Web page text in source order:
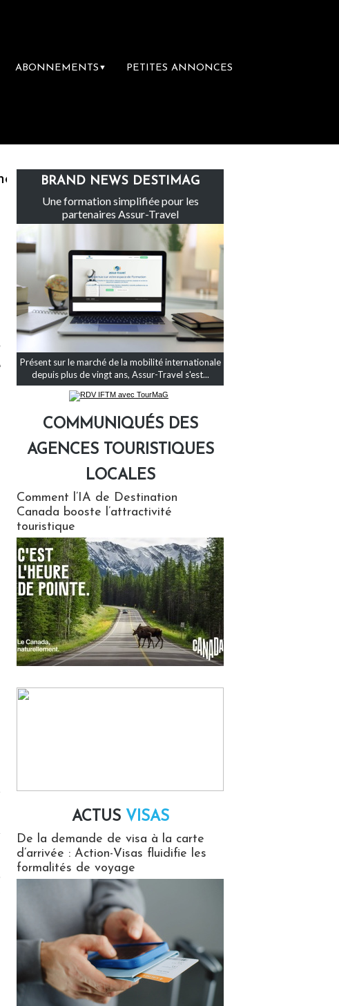
ABONNEMENTS ▼ PETITES ANNONCES
Tour L’accès aux vacances : un droit
BRAND NEWS DESTIMAG
Une formation simplifiée pour les
partenaires Assur-Travel
Présent sur le marché de la mobilité internationale
depuis plus de vingt ans, Assur-Travel s'est...
COMMUNIQUÉS DES
AGENCES TOURISTIQUES
LOCALES
Comment l’IA de Destination
Canada booste l’attractivité
touristique
ACTUS VISAS
De la demande de visa à la carte
d’arrivée : Action-Visas fluidifie les
formalités de voyage